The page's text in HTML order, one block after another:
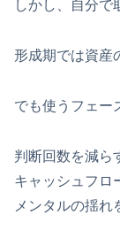
しかし、自分で
形成期では資産
でも使うフェー
判断回数を減ら
キャッシュフロ
メンタルの揺れ